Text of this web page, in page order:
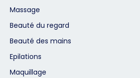
Massage
Beauté du regard
Beauté des mains
Epilations
Maquillage